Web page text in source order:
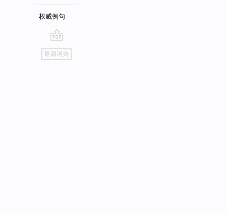
权威例句
go
top
返回词典